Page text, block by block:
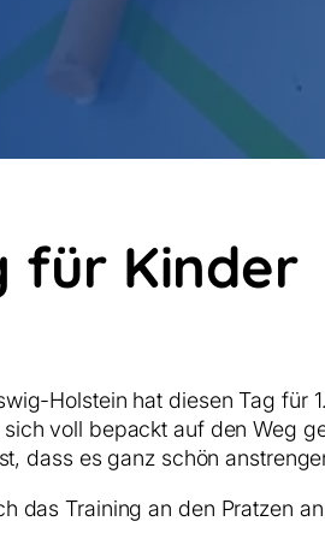
für Kinder
Holstein hat diesen Tag für
voll bepackt auf den Weg
dass es ganz schön
das Training an den Pratzen